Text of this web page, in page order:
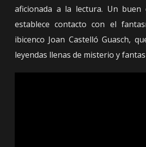
aficionada a la lectura. Un buen
establece contacto con el
ibicenco Joan Castelló Guasch,
leyendas llenas de misterio y